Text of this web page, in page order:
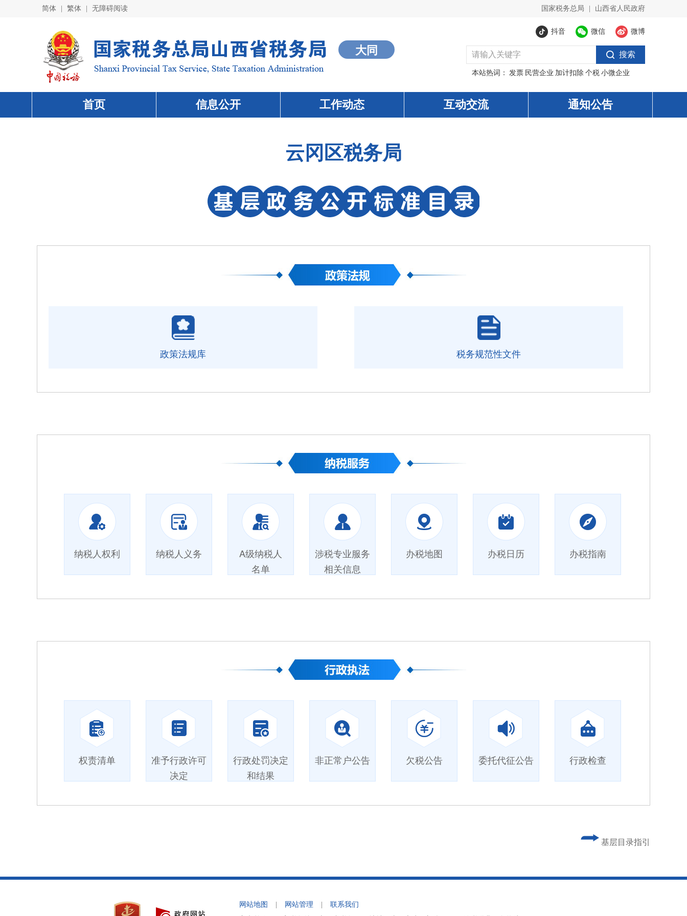
简体 繁体 无障碍阅读 国家税务总局 山西省人民政府
大同
抖音 微信 微博
搜索
本站热词： 发票 民营企业 加计扣除 个税 小微企业
首页 信息公开 工作动态 互动交流 通知公告
云冈区税务局
政策法规库 税务规范性文件
纳税人权利 纳税人义务
A级纳税人
名单
涉税专业服务
相关信息
办税地图 办税日历 办税指南
权责清单
准予行政许可
决定
行政处罚决定
和结果
非正常户公告 欠税公告 委托代征公告 行政检查
基层目录指引
网站地图 | 网站管理 |
联系我们